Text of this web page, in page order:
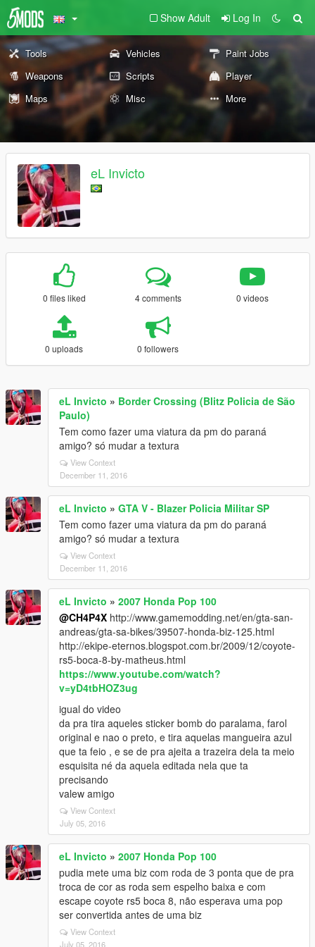
Show Adult Log In
Tools Vehicles
Paint Jobs
Weapons
Scripts
Player
Maps
Misc More
eL Invicto
0 files liked 4 comments 0 videos
0 uploads 0 followers
eL Invicto » Border Crossing (Blitz Policia de São
Paulo)
Tem como fazer uma viatura da pm do paraná
amigo? só mudar a textura
View Context
December 11, 2016
eL Invicto » GTA V - Blazer Policia Militar SP
Tem como fazer uma viatura da pm do paraná
amigo? só mudar a textura
View Context
December 11, 2016
eL Invicto » 2007 Honda Pop 100
@CH4P4X http://www.gamemodding.net/en/gta-san-
andreas/gta-sa-bikes/39507-honda-biz-125.html
http://ekipe-eternos.blogspot.com.br/2009/12/coyote-
rs5-boca-8-by-matheus.html
https://www.youtube.com/watch?
v=yD4tbHOZ3ug
igual do video
da pra tira aqueles sticker bomb do paralama, farol
original e nao o preto, e tira aquelas mangueira azul
que ta feio , e se de pra ajeita a trazeira dela ta meio
esquisita né da aquela editada nela que ta
precisando
valew amigo
View Context
July 05, 2016
eL Invicto » 2007 Honda Pop 100
pudia mete uma biz com roda de 3 ponta que de pra
troca de cor as roda sem espelho baixa e com
escape coyote rs5 boca 8, não esperava uma pop
ser convertida antes de uma biz
View Context
July 05, 2016